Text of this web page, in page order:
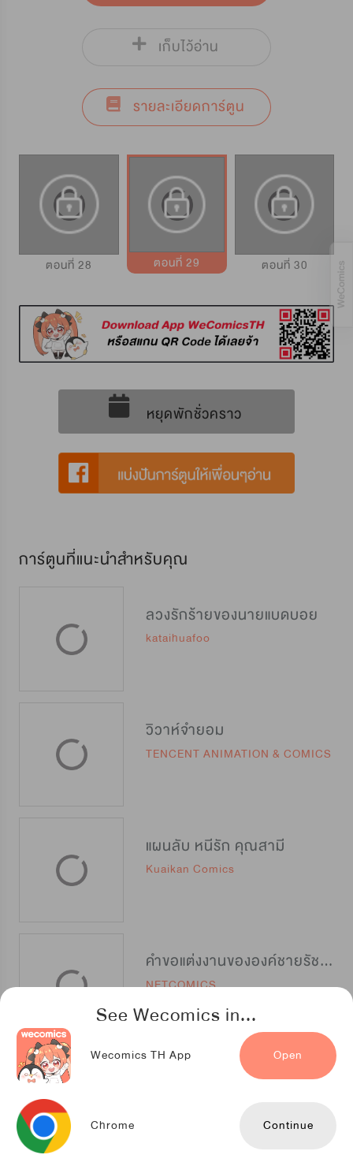
See Wecomics in...
Wecomics TH App Open
Chrome Continue
เก็บไว้อ่าน
รายละเอียดการ์ตูน
ตอนที่ 28 ตอนที่ 29 ตอนที่ 30
หยุดพักชั่วคราว
การ์ตูนที่แนะนำสำหรับคุณ
ลวงรักร้ายของนายแบดบอย
kataihuafoo
วิวาห์จำยอม
TENCENT ANIMATION & COMICS
แผนลับ หนีรัก คุณสามี
Kuaikan Comics
คำขอแต่งงานขององค์ชายรัชทายาท
NETCOMICS
สัญญาวาบหวาม